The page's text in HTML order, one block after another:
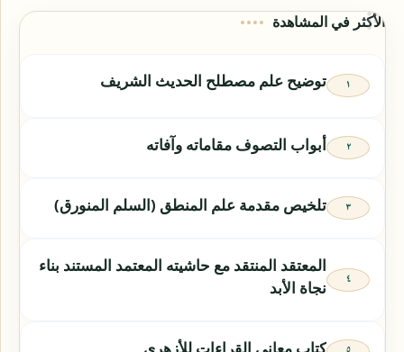
الأكثر في المشاهدة
توضيح علم مصطلح الحديث الشريف
أبواب التصوف مقاماته وآفاته
تلخيص مقدمة علم المنطق (السلم المنورق)
المعتقد المنتقد مع حاشيته المعتمد المستند بناء
نجاة الأبد
كتاب معاني القراءات للأزهري